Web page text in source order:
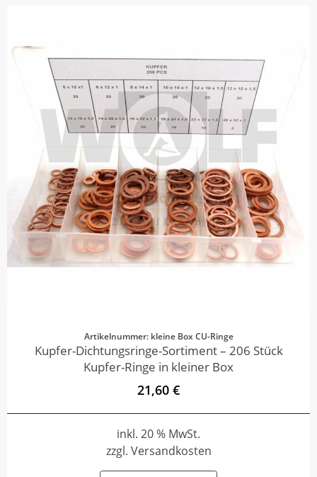
Artikelnummer: kleine Box CU-Ringe
Kupfer-Dichtungsringe-Sortiment – 206 Stück
Kupfer-Ringe in kleiner Box
21,60 €
inkl. 20 % MwSt.
zzgl. Versandkosten